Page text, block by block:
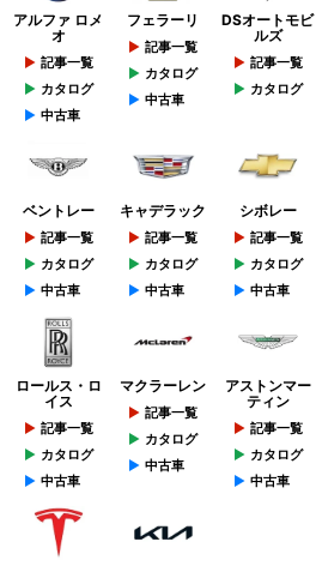
アルファ ロメ
オ
記事一覧
カタログ
中古車
フェラーリ
記事一覧
カタログ
中古車
DSオートモビ
ルズ
記事一覧
カタログ
ベントレー
記事一覧
カタログ
中古車
キャデラック
記事一覧
カタログ
中古車
シボレー
記事一覧
カタログ
中古車
ロールス・ロ
イス
記事一覧
カタログ
中古車
マクラーレン
記事一覧
カタログ
中古車
アストンマー
ティン
記事一覧
カタログ
中古車